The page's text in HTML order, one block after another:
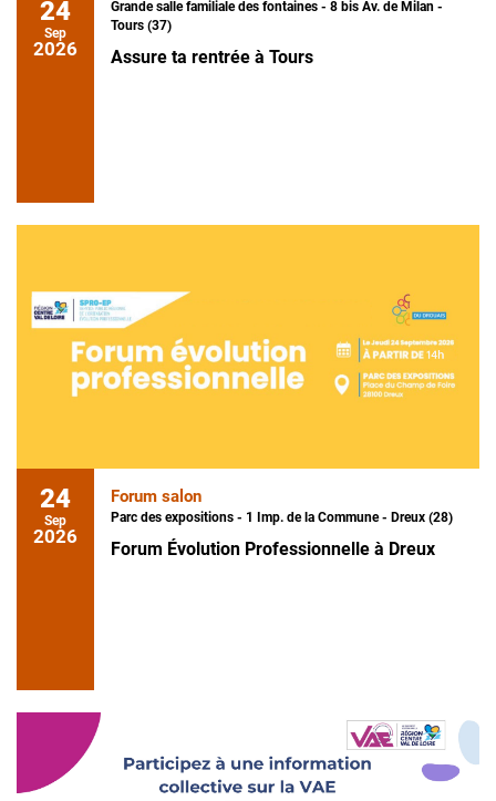
24
Sep
2026
Grande salle familiale des fontaines - 8 bis Av. de Milan -
Tours (37)
Assure ta rentrée à Tours
24
Sep
2026
Forum salon
Parc des expositions - 1 Imp. de la Commune - Dreux (28)
Forum Évolution Professionnelle à Dreux